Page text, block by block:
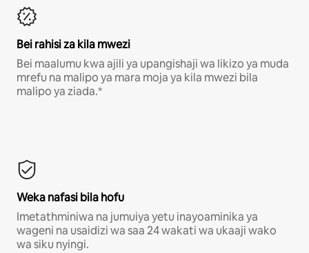
Bei rahisi za kila mwezi
Bei maalumu kwa ajili ya upangishaji wa likizo ya muda
mrefu na malipo ya mara moja ya kila mwezi bila
malipo ya ziada.*
Weka nafasi bila hofu
Imetathminiwa na jumuiya yetu inayoaminika ya
wageni na usaidizi wa saa 24 wakati wa ukaaji wako
wa siku nyingi.